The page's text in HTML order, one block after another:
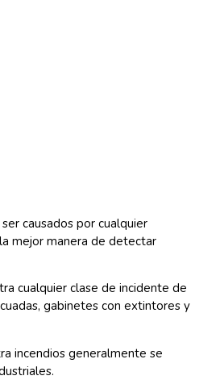
causados por cualquier
mejor manera de detectar
cualquier clase de incidente de
gabinetes con extintores y
incendios generalmente se